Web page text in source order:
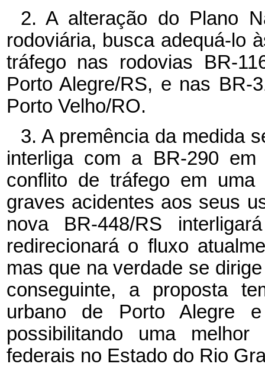
2. A alteração do Plano
rodoviária, busca adequá-lo
tráfego nas rodovias BR-
Porto Alegre/RS, e nas BR-
Porto Velho/RO.
3. A premência da medida
interliga com a BR-290
conflito de tráfego em
graves acidentes aos seus
nova BR-448/RS
redirecionará o fluxo
mas que na verdade se
conseguinte, a proposta
urbano de Porto Alegre
possibilitando uma
federais no Estado do Rio